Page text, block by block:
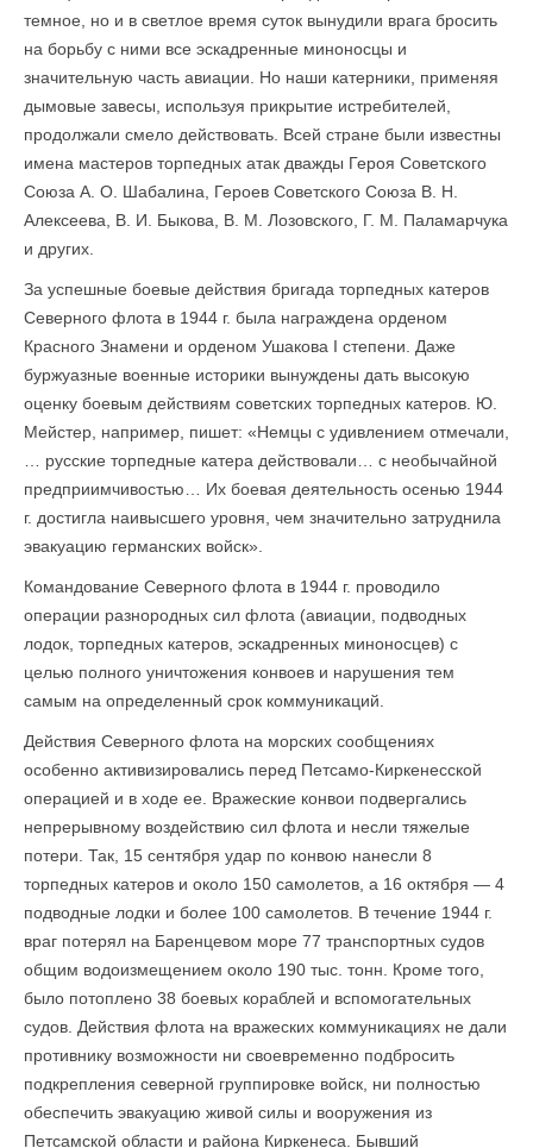
темное, но и в светлое время суток вынудили врага бросить
на борьбу с ними все эскадренные миноносцы и
значительную часть авиации. Но наши катерники, применяя
дымовые завесы, используя прикрытие истребителей,
продолжали смело действовать. Всей стране были известны
имена мастеров торпедных атак дважды Героя Советского
Союза А. О. Шабалина, Героев Советского Союза В. Н.
Алексеева, В. И. Быкова, В. М. Лозовского, Г. М. Паламарчука
и других.
За успешные боевые действия бригада торпедных катеров
Северного флота в 1944 г. была награждена орденом
Красного Знамени и орденом Ушакова I степени. Даже
буржуазные военные историки вынуждены дать высокую
оценку боевым действиям советских торпедных катеров. Ю.
Мейстер, например, пишет: «Немцы с удивлением отмечали,
… русские торпедные катера действовали… с необычайной
предприимчивостью… Их боевая деятельность осенью 1944
г. достигла наивысшего уровня, чем значительно затруднила
эвакуацию германских войск».
Командование Северного флота в 1944 г. проводило
операции разнородных сил флота (авиации, подводных
лодок, торпедных катеров, эскадренных миноносцев) с
целью полного уничтожения конвоев и нарушения тем
самым на определенный срок коммуникаций.
Действия Северного флота на морских сообщениях
особенно активизировались перед Петсамо-Киркенесской
операцией и в ходе ее. Вражеские конвои подвергались
непрерывному воздействию сил флота и несли тяжелые
потери. Так, 15 сентября удар по конвою нанесли 8
торпедных катеров и около 150 самолетов, а 16 октября — 4
подводные лодки и более 100 самолетов. В течение 1944 г.
враг потерял на Баренцевом море 77 транспортных судов
общим водоизмещением около 190 тыс. тонн. Кроме того,
было потоплено 38 боевых кораблей и вспомогательных
судов. Действия флота на вражеских коммуникациях не дали
противнику возможности ни своевременно подбросить
подкрепления северной группировке войск, ни полностью
обеспечить эвакуацию живой силы и вооружения из
Петсамской области и района Киркенеса. Бывший